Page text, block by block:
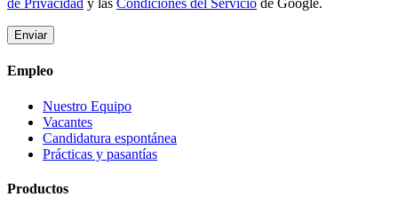
de Privacidad y las Condiciones del Servicio de Google.
Empleo
Nuestro Equipo
Vacantes
Candidatura espontánea
Prácticas y pasantías
Productos